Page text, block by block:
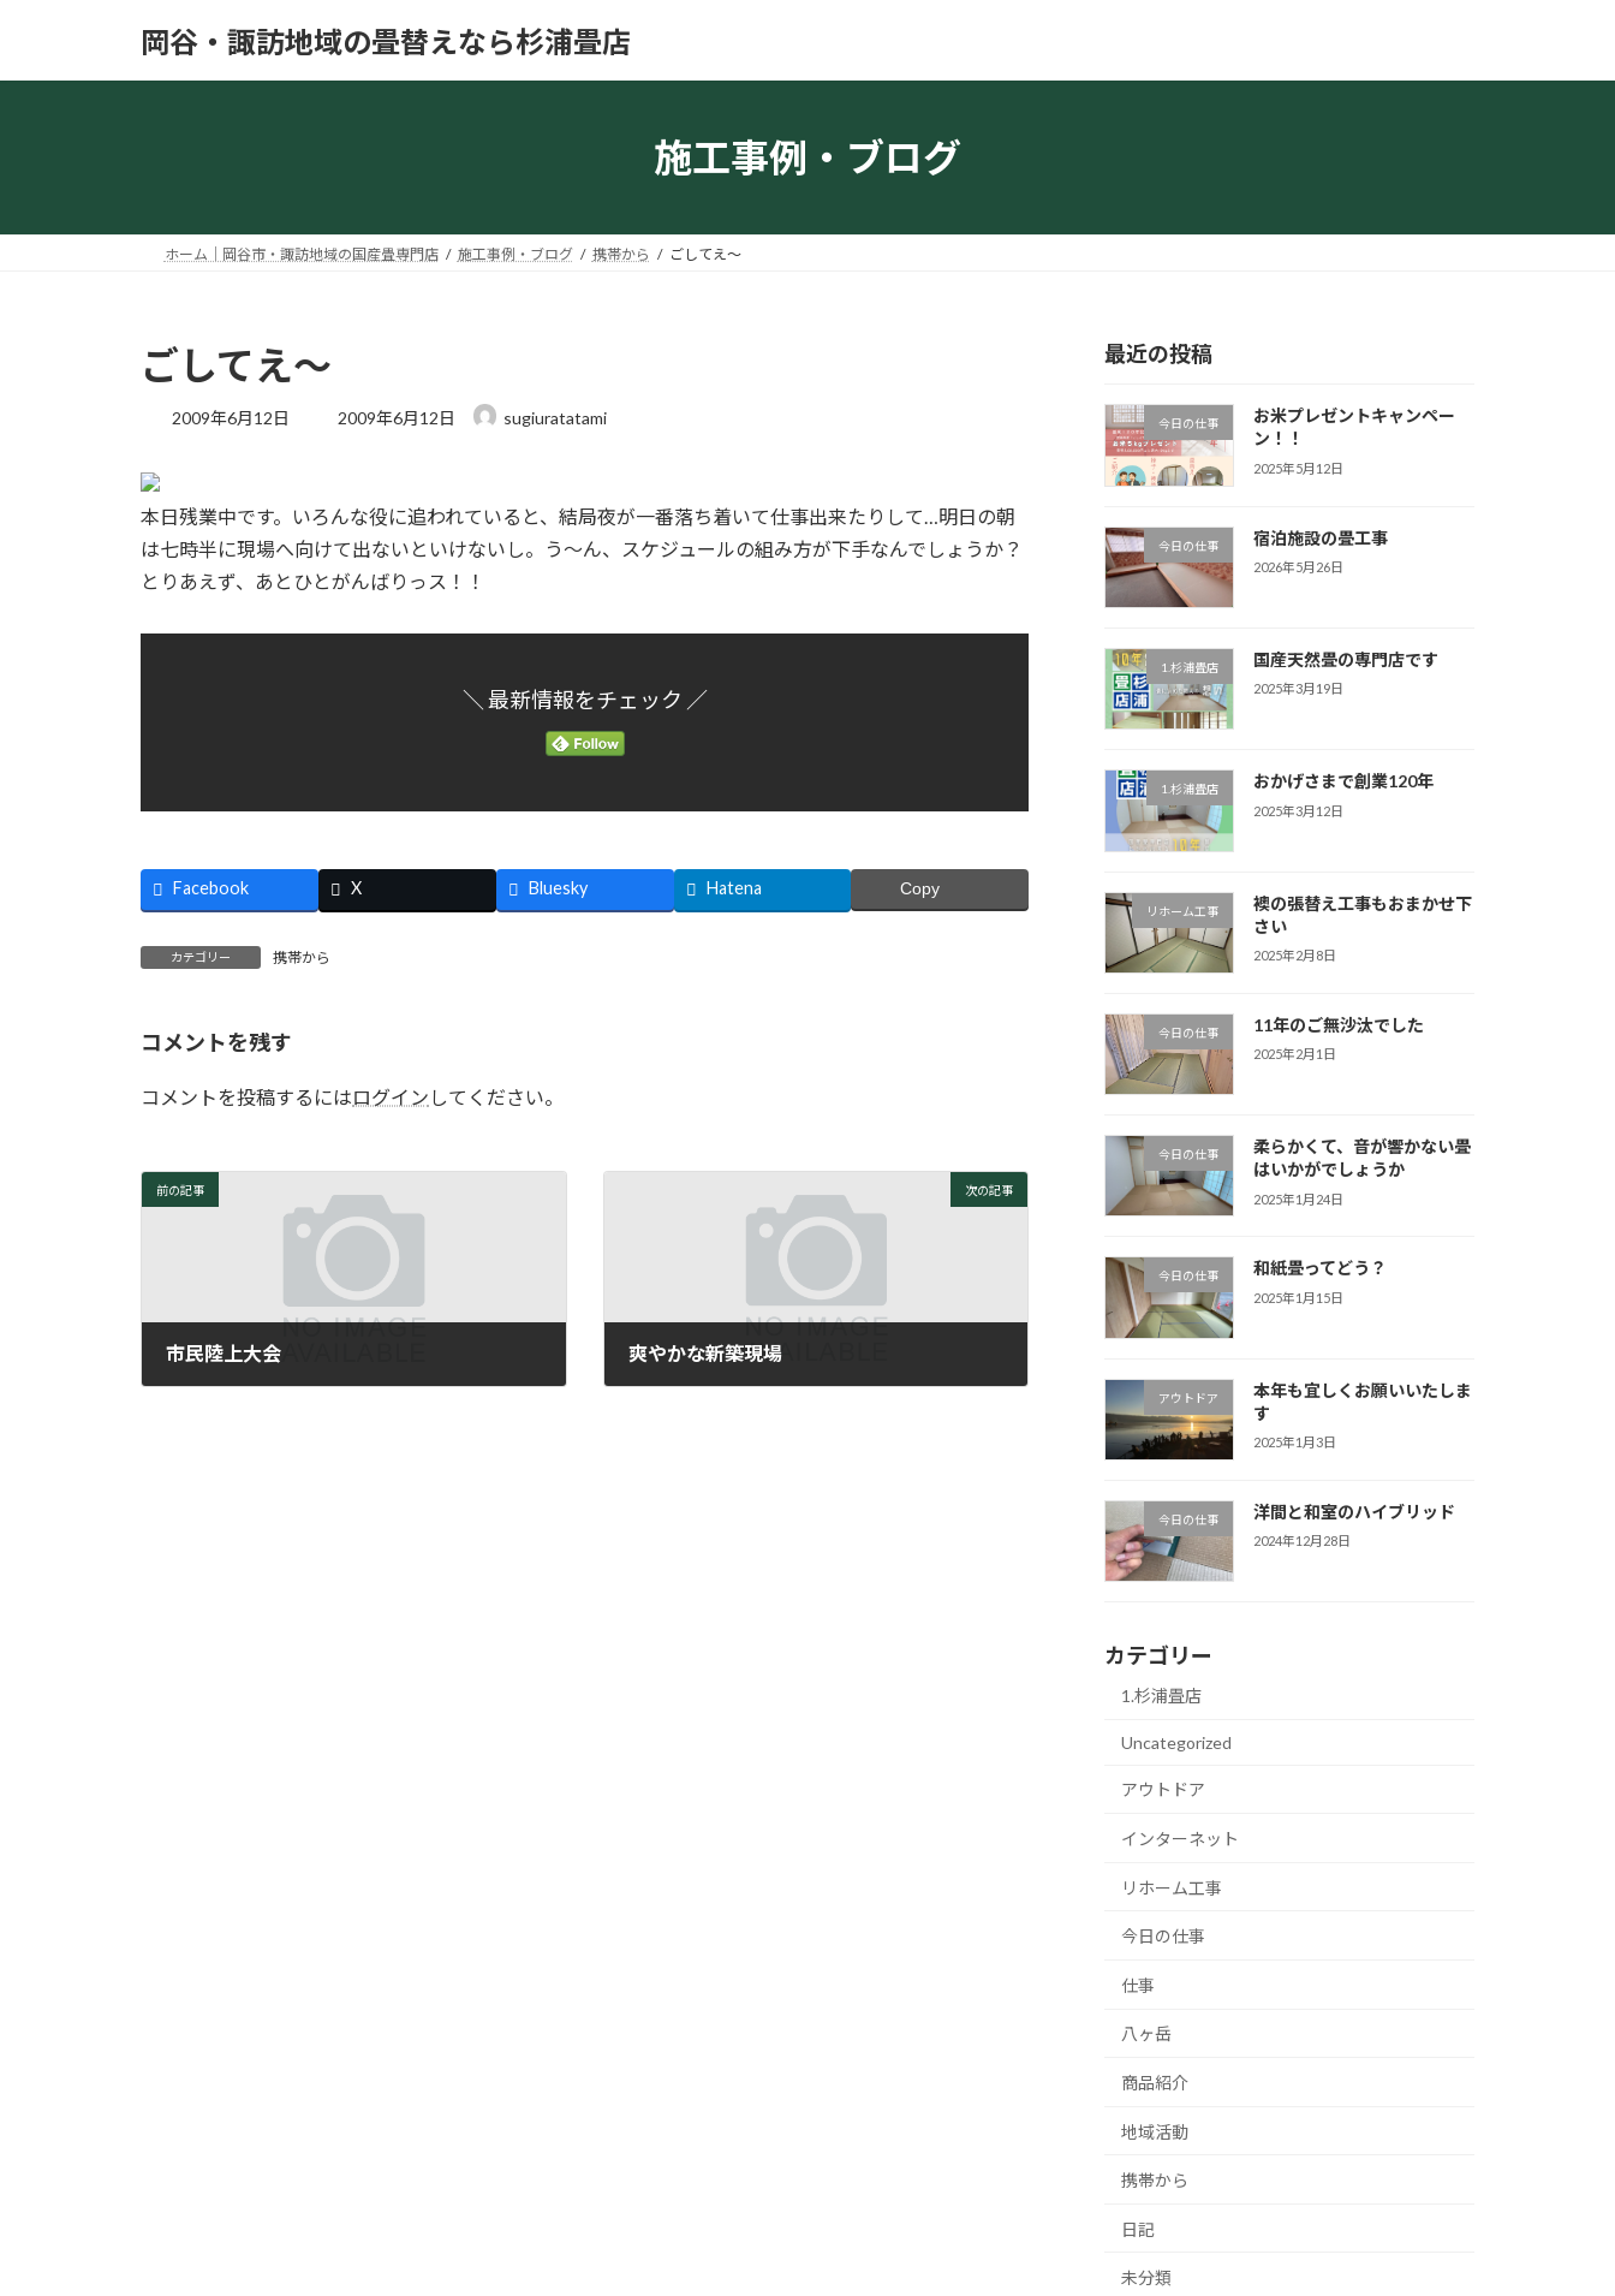
岡谷・諏訪地域の畳替えなら杉浦畳店
施工事例・ブログ
ホーム｜岡谷市・諏訪地域の国産畳専門店 施工事例・ブログ 携帯から ごしてえ～
ごしてえ～
2009年6月12日
最
日
:
2009年6月12日 sugiuratatami
本日残業中です。いろんな役に追われていると、結局夜が一番落ち着いて仕事出来たりして…明日の朝
は七時半に現場へ向けて出ないといけないし。う～ん、スケジュールの組み方が下手なんでしょうか？
とりあえず、あとひとがんばりっス！！
＼ 最新情報をチェック ／
Facebook X Bluesky Hatena Copy
カテゴリー 携帯から
コメントを残す
コメントを投稿するにはログイン してください。
前の記事
市民陸上大会
次の記事
爽やかな新築現場
最近の投稿
今日の仕事
お米プレゼントキャンペー
ン！！
2025年5月12日
今日の仕事 宿泊施設の畳工事
2026年5月26日
1.杉浦畳店 国産天然畳の専門店です
2025年3月19日
1.杉浦畳店 おかげさまで創業120年
2025年3月12日
リホーム工事
襖の張替え工事もおまかせ下
さい
2025年2月8日
今日の仕事 11年のご無沙汰でした
2025年2月1日
今日の仕事
柔らかくて、音が響かない畳
はいかがでしょうか
2025年1月24日
今日の仕事 和紙畳ってどう？
2025年1月15日
アウトドア
本年も宜しくお願いいたしま
す
2025年1月3日
今日の仕事 洋間と和室のハイブリッド
2024年12月28日
カテゴリー
1.杉浦畳店
Uncategorized
アウトドア
インターネット
リホーム工事
今日の仕事
仕事
八ヶ岳
商品紹介
地域活動
携帯から
日記
未分類